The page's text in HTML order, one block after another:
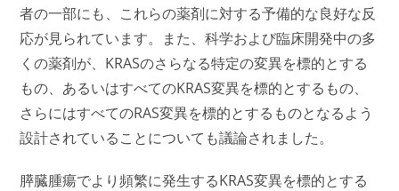
者の一部にも、これらの薬剤に対する予備的な良好な反
応が見られています。また、科学および臨床開発中の多
くの薬剤が、KRASのさらなる特定の変異を標的とする
もの、あるいはすべてのKRAS変異を標的とするもの、
さらにはすべてのRAS変異を標的とするものとなるよう
設計されていることについても議論されました。
膵臓腫瘍でより頻繁に発生するKRAS変異を標的とする